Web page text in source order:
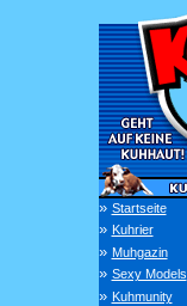
» Startseite
» Kuhrier
» Muhgazin
» Sexy Models
» Kuhmunity